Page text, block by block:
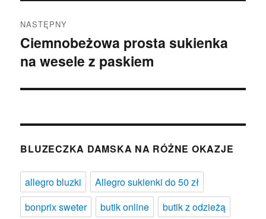
NASTĘPNY
Następny
wpis:
Ciemnobeżowa prosta sukienka
na wesele z paskiem
BLUZECZKA DAMSKA NA RÓŻNE OKAZJE
allegro bluzki
Allegro sukienki do 50 zł
bonprix sweter
butik online
butik z odzieżą